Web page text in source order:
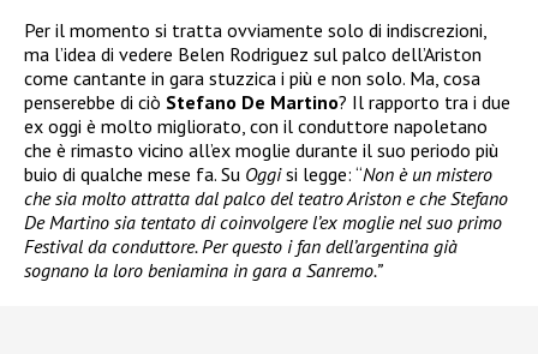
Per il momento si tratta ovviamente solo di indiscrezioni,
ma l’idea di vedere Belen Rodriguez sul palco dell’Ariston
come cantante in gara stuzzica i più e non solo. Ma, cosa
penserebbe di ciò Stefano De Martino? Il rapporto tra i due
ex oggi è molto migliorato, con il conduttore napoletano
che è rimasto vicino all’ex moglie durante il suo periodo più
buio di qualche mese fa. Su Oggisi legge: “Non è un mistero
che sia molto attratta dal palco del teatro Ariston e che Stefano
De Martino sia tentato di coinvolgere l’ex moglie nel suo primo
Festival da conduttore. Per questo i fan dell’argentina già
sognano la loro beniamina in gara a Sanremo.”